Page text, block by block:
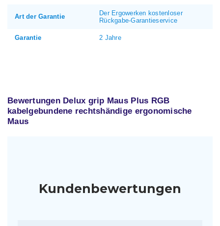
Art der Garantie
Der Ergowerken kostenloser
Rückgabe-Garantieservice
Garantie 2 Jahre
Bewertungen Delux grip Maus Plus RGB
kabelgebundene rechtshändige ergonomische
Maus
Kundenbewertungen